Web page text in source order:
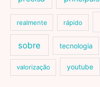
realmente rápido
sobre tecnologia
valorização youtube